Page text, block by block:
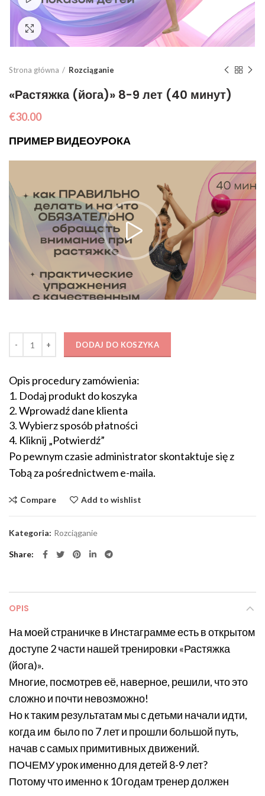
Click to enlarge
Strona główna Rozciąganie
«Растяжка (йога)» 8-9 лет (40 минут)
€30.00
ПРИМЕР ВИДЕОУРОКА
DODAJ DO KOSZYKA
Opis procedury zamówienia:
1. Dodaj produkt do koszyka
2. Wprowadź dane klienta
3. Wybierz sposób płatności
4. Kliknij „Potwierdź”
Po pewnym czasie administrator skontaktuje się z
Tobą za pośrednictwem e-maila.
Compare Add to wishlist
Kategoria: Rozciąganie
Share
OPIS
На моей страничке в Инстаграмме есть в открытом
доступе 2 части нашей тренировки «Растяжка
(йога)».
Многие, посмотрев её, наверное, решили, что это
сложно и почти невозможно!
Но к таким результатам мы с детьми начали идти,
когда им было по 7 лет и прошли большой путь,
начав с самых примитивных движений.
ПОЧЕМУ урок именно для детей 8-9 лет?
Потому что именно к 10 годам тренер должен